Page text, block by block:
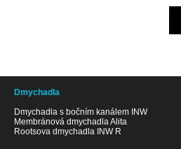
Dmychadla
Dmychadla s bočním kanálem INW
Membránová dmychadla Alita
Rootsova dmychadla INW R